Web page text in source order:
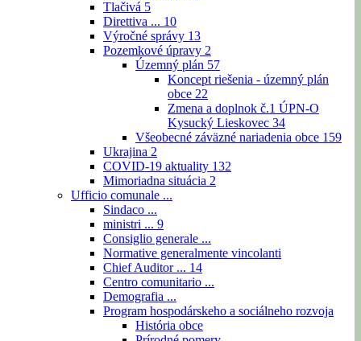
Tlačivá 5
Direttiva ... 10
Výročné správy 13
Pozemkové úpravy 2
Územný plán 57
Koncept riešenia - územný plán
obce 22
Zmena a doplnok č.1 ÚPN-O
Kysucký Lieskovec 34
Všeobecné záväzné nariadenia obce 159
Ukrajina 2
COVID-19 aktuality 132
Mimoriadna situácia 2
Ufficio comunale ...
Sindaco ...
ministri ... 9
Consiglio generale ...
Normative generalmente vincolanti
Chief Auditor ... 14
Centro comunitario ...
Demografia ...
Program hospodárskeho a sociálneho rozvoja
História obce